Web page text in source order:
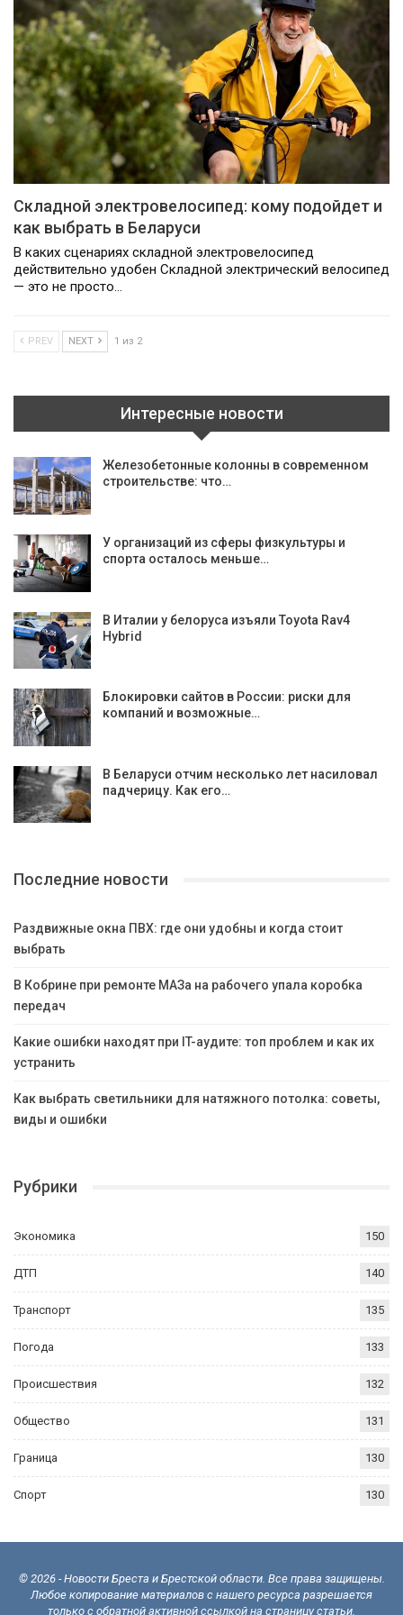
Складной электровелосипед: кому подойдет и
как выбрать в Беларуси
В каких сценариях складной электровелосипед
действительно удобен Складной электрический велосипед
— это не просто…
PREV NEXT 1 из 2
Интересные новости
Железобетонные колонны в современном
строительстве: что…
У организаций из сферы физкультуры и
спорта осталось меньше…
В Италии у белоруса изъяли Toyota Rav4
Hybrid
Блокировки сайтов в России: риски для
компаний и возможные…
В Беларуси отчим несколько лет насиловал
падчерицу. Как его…
Последние новости
Раздвижные окна ПВХ: где они удобны и когда стоит
выбрать
В Кобрине при ремонте МАЗа на рабочего упала коробка
передач
Какие ошибки находят при IT-аудите: топ проблем и как их
устранить
Как выбрать светильники для натяжного потолка: советы,
виды и ошибки
Рубрики
Экономика 150
ДТП 140
Транспорт 135
Погода 133
Происшествия 132
Общество 131
Граница 130
Спорт 130
© 2026 - Новости Бреста и Брестской области. Все права защищены.
Любое копирование материалов с нашего ресурса разрешается
только с обратной активной ссылкой на страницу статьи.